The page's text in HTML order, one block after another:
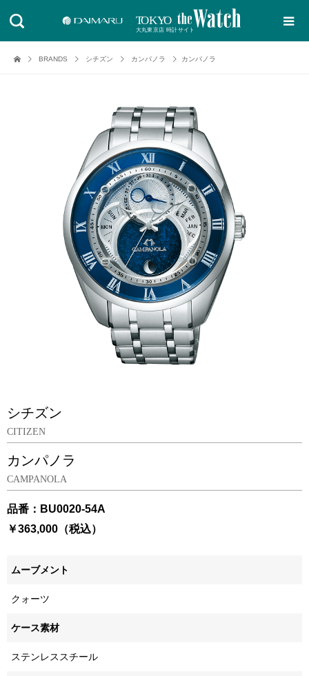
BRANDS シチズン カンパノラ カンパノラ
シチズン
CITIZEN
カンパノラ
CAMPANOLA
品番：BU0020-54A
￥363,000（税込）
ムーブメント
クォーツ
ケース素材
ステンレススチール